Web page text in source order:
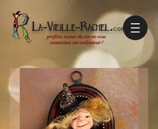
La-Vieille-Rachel.com
profitez mieux du site en vous
connectant sur ordinateur !